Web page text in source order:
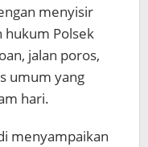
menyisir
hukum Polsek
jalan poros,
umum yang
hari.
menyampaikan